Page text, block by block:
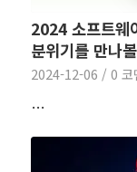
2024 소프트웨
분위기를 만나
2024-12-06 / 0 코
…